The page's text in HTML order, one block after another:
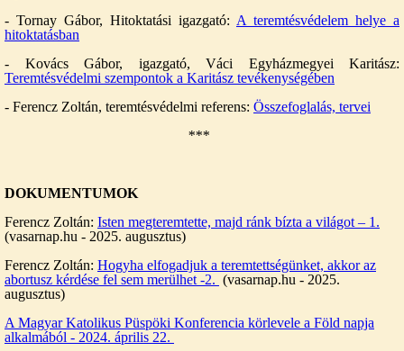
- Tornay Gábor, Hitoktatási igazgató: A teremtésvédelem helye a
hitoktatásban
- Kovács Gábor, igazgató, Váci Egyházmegyei Karitász:
Teremtésvédelmi szempontok a Karitász tevékenységében
- Ferencz Zoltán, teremtésvédelmi referens: Összefoglalás, tervei
***
DOKUMENTUMOK
Ferencz Zoltán: Isten megteremtette, majd ránk bízta a világot – 1.
(vasarnap.hu - 2025. augusztus)
Ferencz Zoltán: Hogyha elfogadjuk a teremtettségünket, akkor az
abortusz kérdése fel sem merülhet -2. (vasarnap.hu - 2025.
augusztus)
A Magyar Katolikus Püspöki Konferencia körlevele a Föld napja
alkalmából - 2024. április 22.